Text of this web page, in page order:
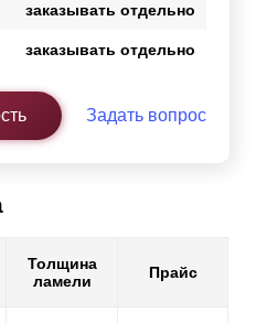
заказывать отдельно
заказывать отдельно
Задать вопрос
Толщина
ламели
Прайс